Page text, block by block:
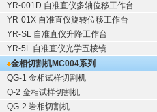
YR-001D 自准直仪多轴位移工作台
YR-01X 自准直仪旋转位移工作台
YR-SL 自准直仪升降工作台
YR-5L 自准直仪光学五棱镜
金相切割机MC004系列
QG-1 金相试样切割机
Q-2 金相试样切割机
QG-2 岩相切割机